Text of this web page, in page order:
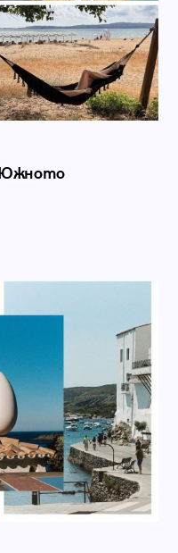
Южното